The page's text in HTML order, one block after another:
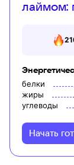
лаймом:
белки
жиры
углеводы
Начать